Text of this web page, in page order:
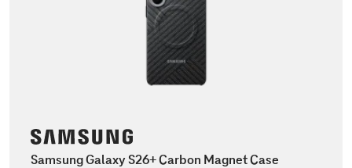
Samsung Galaxy S26+ Carbon Magnet Case